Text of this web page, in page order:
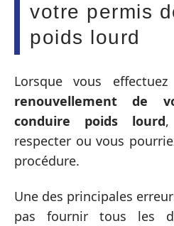
votre permis
poids lourd
Lorsque vous
renouvellement de
conduire poids lourd,
respecter ou vous
procédure.
Une des principales
pas fournir tous les